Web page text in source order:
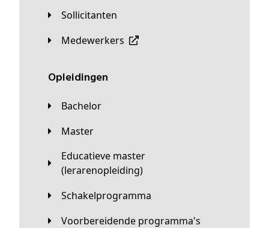
Sollicitanten
Medewerkers
Opleidingen
Bachelor
Master
Educatieve master
(lerarenopleiding)
Schakelprogramma
Voorbereidende programma's